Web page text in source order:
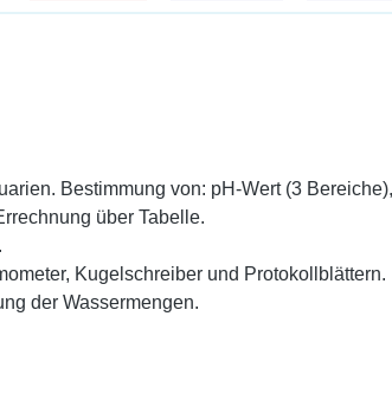
Bestimmung von: pH-Wert (3
über Tabelle.
Kugelschreiber und Protokollblättern.
der Wassermengen.